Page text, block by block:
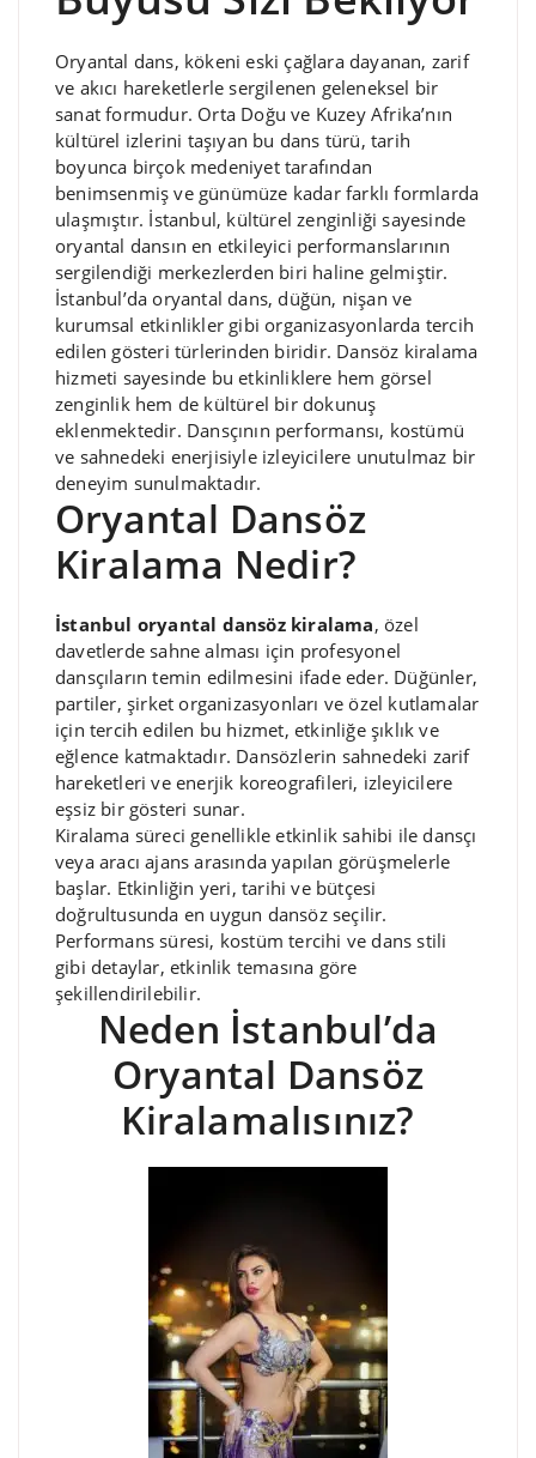
Oryantal dans, kökeni eski çağlara dayanan, zarif
ve akıcı hareketlerle sergilenen geleneksel bir
sanat formudur. Orta Doğu ve Kuzey Afrika’nın
kültürel izlerini taşıyan bu dans türü, tarih
boyunca birçok medeniyet tarafından
benimsenmiş ve günümüze kadar farklı formlarda
ulaşmıştır. İstanbul, kültürel zenginliği sayesinde
oryantal dansın en etkileyici performanslarının
sergilendiği merkezlerden biri haline gelmiştir.
İstanbul’da oryantal dans, düğün, nişan ve
kurumsal etkinlikler gibi organizasyonlarda tercih
edilen gösteri türlerinden biridir. Dansöz kiralama
hizmeti sayesinde bu etkinliklere hem görsel
zenginlik hem de kültürel bir dokunuş
eklenmektedir. Dansçının performansı, kostümü
ve sahnedeki enerjisiyle izleyicilere unutulmaz bir
deneyim sunulmaktadır.
Oryantal Dansöz
Kiralama Nedir?
İstanbul oryantal dansöz kiralama, özel
davetlerde sahne alması için profesyonel
dansçıların temin edilmesini ifade eder. Düğünler,
partiler, şirket organizasyonları ve özel kutlamalar
için tercih edilen bu hizmet, etkinliğe şıklık ve
eğlence katmaktadır. Dansözlerin sahnedeki zarif
hareketleri ve enerjik koreografileri, izleyicilere
eşsiz bir gösteri sunar.
Kiralama süreci genellikle etkinlik sahibi ile dansçı
veya aracı ajans arasında yapılan görüşmelerle
başlar. Etkinliğin yeri, tarihi ve bütçesi
doğrultusunda en uygun dansöz seçilir.
Performans süresi, kostüm tercihi ve dans stili
gibi detaylar, etkinlik temasına göre
şekillendirilebilir.
Neden İstanbul’da
Oryantal Dansöz
Kiralamalısınız?